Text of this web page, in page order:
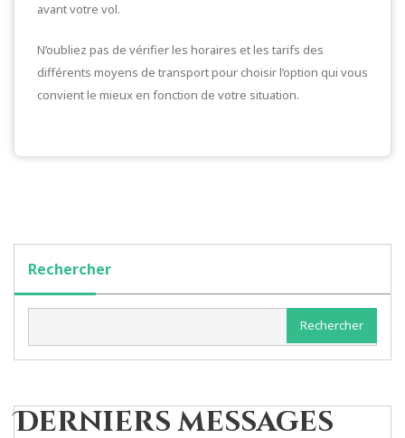
avant votre vol.
N’oubliez pas de vérifier les horaires et les tarifs des
différents moyens de transport pour choisir l’option qui vous
convient le mieux en fonction de votre situation.
Rechercher
Rechercher
Derniers messages